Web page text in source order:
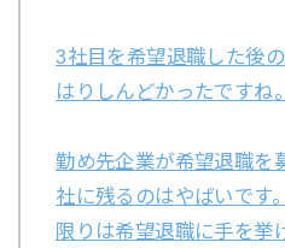
3社目を希望退職した後
はりしんどかったですね。
勤め先企業が希望退職を
社に残るのはやばいです
限りは希望退職に手を挙